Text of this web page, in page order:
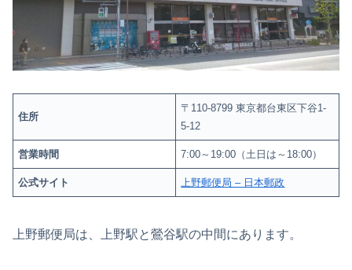
住所
〒110-8799 東京都台東区下谷1-
5-12
営業時間 7:00～19:00（土日は～18:00）
公式サイト 上野郵便局 – 日本郵政
上野郵便局は、上野駅と鶯谷駅の中間にあります。